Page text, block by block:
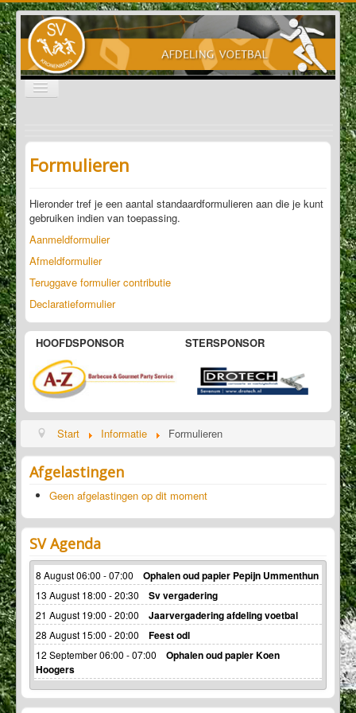
Schakelen
navigatie
Programma / uitslagen
Informatie
KB 1
KB 3
KB 35+1
Sponsoren
Formulieren
Hieronder tref je een aantal standaardformulieren aan die je kunt
gebruiken indien van toepassing.
Aanmeldformulier
Afmeldformulier
Teruggave formulier contributie
Declaratieformulier
HOOFDSPONSOR STERSPONSOR
Start Informatie Formulieren
Afgelastingen
Geen afgelastingen op dit moment
SV Agenda
8 August 06:00 - 07:00 Ophalen oud papier Pepijn Ummenthun
13 August 18:00 - 20:30 Sv vergadering
21 August 19:00 - 20:00 Jaarvergadering afdeling voetbal
28 August 15:00 - 20:00 Feest odl
12 September 06:00 - 07:00
Ophalen oud papier Koen
Hoogers